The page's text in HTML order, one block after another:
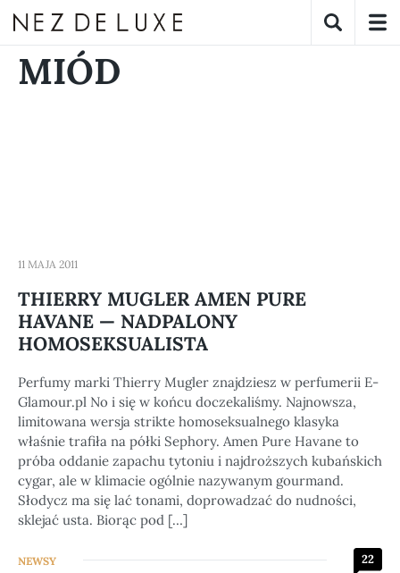
MIÓD
11 MAJA 2011
THIERRY MUGLER AMEN PURE
HAVANE — NADPALONY
HOMOSEKSUALISTA
Perfumy marki Thierry Mugler znajdziesz w perfumerii E-
Glamour.pl No i się w końcu doczekaliśmy. Najnowsza,
limitowana wersja strikte homoseksualnego klasyka
właśnie trafiła na półki Sephory. Amen Pure Havane to
próba oddanie zapachu tytoniu i najdroższych kubańskich
cygar, ale w klimacie ogólnie nazywanym gourmand.
Słodycz ma się lać tonami, doprowadzać do nudności,
sklejać usta. Biorąc pod […]
NEWSY 22